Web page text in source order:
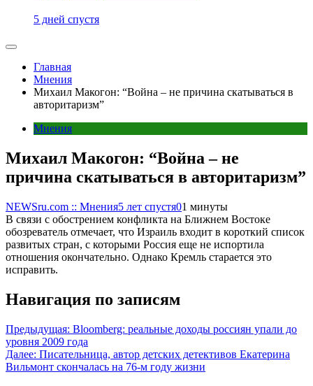
5 дней спустя
Главная
Мнения
Михаил Макогон: “Война – не причина скатываться в
авторитаризм”
Мнения
Михаил Макогон: “Война – не
причина скатываться в авторитаризм”
NEWSru.com :: Мнения5 лет спустя01 минуты
В связи с обострением конфликта на Ближнем Востоке
обозреватель отмечает, что Израиль входит в короткий список
развитых стран, с которыми Россия еще не испортила
отношения окончательно. Однако Кремль старается это
исправить.
Навигация по записям
Предыдущая: Bloomberg: реальные доходы россиян упали до
уровня 2009 года
Далее: Писательница, автор детских детективов Екатерина
Вильмонт скончалась на 76-м году жизни